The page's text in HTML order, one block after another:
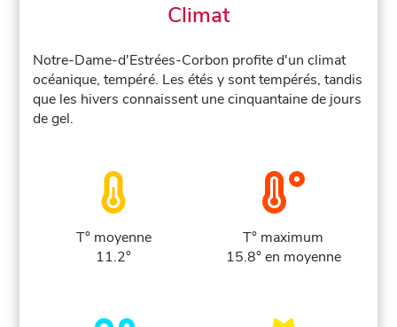
Climat
Notre-Dame-d'Estrées-Corbon profite d'un climat
océanique, tempéré. Les étés y sont tempérés, tandis
que les hivers connaissent une cinquantaine de jours
de gel.
T° moyenne
11.2°
T° maximum
15.8° en moyenne